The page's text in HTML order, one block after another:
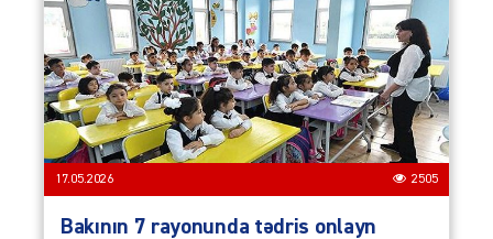
17.05.2026 2505
Bakının 7 rayonunda tədris onlayn